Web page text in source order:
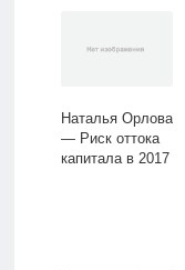
Наталья Орлова
— Риск оттока
капитала в 2017